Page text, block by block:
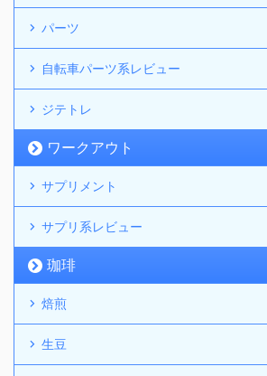
パーツ
自転車パーツ系レビュー
ジテトレ
ワークアウト
サプリメント
サプリ系レビュー
珈琲
焙煎
生豆